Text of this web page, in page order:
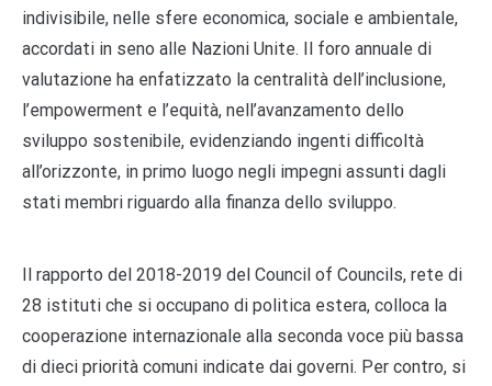
indivisibile, nelle sfere economica, sociale e ambientale,
accordati in seno alle Nazioni Unite. Il foro annuale di
valutazione ha enfatizzato la centralità dell’inclusione,
l’empowerment e l’equità, nell’avanzamento dello
sviluppo sostenibile, evidenziando ingenti difficoltà
all’orizzonte, in primo luogo negli impegni assunti dagli
stati membri riguardo alla finanza dello sviluppo.
Il rapporto del 2018-2019 del Council of Councils, rete di
28 istituti che si occupano di politica estera, colloca la
cooperazione internazionale alla seconda voce più bassa
di dieci priorità comuni indicate dai governi. Per contro, si